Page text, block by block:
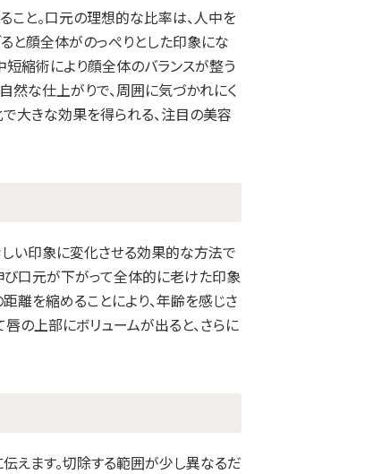
こと。口元の理想的な比率は、人中を
と顔全体がのっぺりとした印象にな
短縮術により顔全体のバランスが整う
然な仕上がりで、周囲に気づかれにく
大きな効果を得られる、注目の美容
い印象に変化させる効果的な方法で
び口元が下がって全体的に老けた印象
離を縮めることにより、年齢を感じさ
の上部にボリュームが出ると、さらに
えます。切除する範囲が少し異なるだ